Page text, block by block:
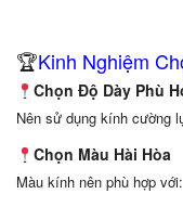
🏆Kinh Nghiệm
Chọn Độ Dày Phù
Nên sử dụng kính cường
Chọn Màu Hài Hòa
Màu kính nên phù hợp với: